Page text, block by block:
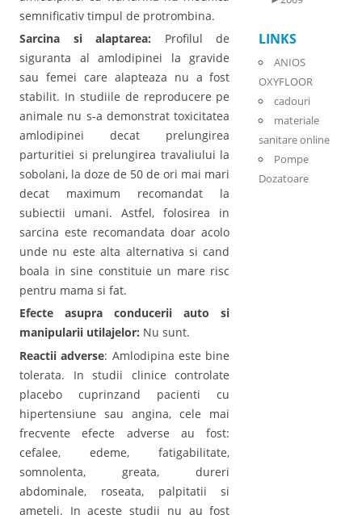
semnificativ timpul de protrombina.
Sarcina si alaptarea: Profilul de
siguranta al amlodipinei la gravide
sau femei care alapteaza nu a fost
stabilit. In studiile de reproducere pe
animale nu s-a demonstrat toxicitatea
amlodipinei decat prelungirea
parturitiei si prelungirea travaliului la
sobolani, la doze de 50 de ori mai mari
decat maximum recomandat la
subiectii umani. Astfel, folosirea in
sarcina este recomandata doar acolo
unde nu este alta alternativa si cand
boala in sine constituie un mare risc
pentru mama si fat.
Efecte asupra conducerii auto si
manipularii utilajelor: Nu sunt.
Reactii adverse: Amlodipina este bine
tolerata. In studii clinice controlate
placebo cuprinzand pacienti cu
hipertensiune sau angina, cele mai
frecvente efecte adverse au fost:
cefalee, edeme, fatigabilitate,
somnolenta, greata, dureri
abdominale, roseata, palpitatii si
ameteli. In aceste studii nu au fost
LINKS
ANIOS
OXYFLOOR
cadouri
materiale
sanitare online
Pompe
Dozatoare